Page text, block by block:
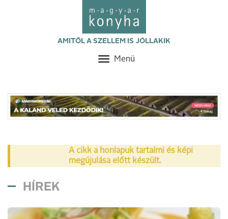
AMITŐL A SZELLEM IS JÓLLAKIK
Toggle
Menü
A cikk a honlapuk tartalmi és képi
megújulása előtt készült.
HÍREK